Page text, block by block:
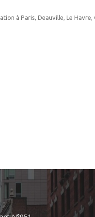
à Paris, Deauville, Le Havre,